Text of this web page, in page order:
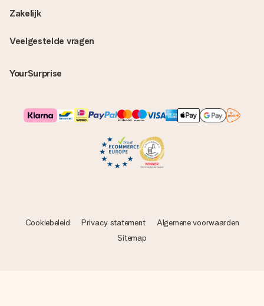
Veelgestelde vragen
YourSurprise
Zakelijk
Cookiebeleid Privacy statement
Algemene voorwaarden
Sitemap